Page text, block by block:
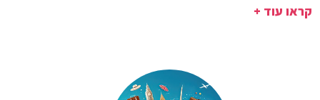
קראו עוד +